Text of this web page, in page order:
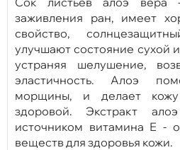
заживления ран, имеет
свойство,
улучшают состояние сухой
устраняя шелушение,
эластичность. Алоэ
морщины, и делает
здоровой. Экстракт
источником витамина Е -
веществ для здоровья кожи.